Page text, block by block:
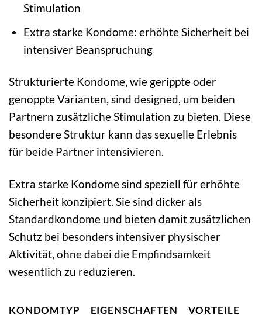
Stimulation
Extra starke Kondome: erhöhte Sicherheit bei
intensiver Beanspruchung
Strukturierte Kondome, wie gerippte oder
genoppte Varianten, sind designed, um beiden
Partnern zusätzliche Stimulation zu bieten. Diese
besondere Struktur kann das sexuelle Erlebnis
für beide Partner intensivieren.
Extra starke Kondome sind speziell für erhöhte
Sicherheit konzipiert. Sie sind dicker als
Standardkondome und bieten damit zusätzlichen
Schutz bei besonders intensiver physischer
Aktivität, ohne dabei die Empfindsamkeit
wesentlich zu reduzieren.
KONDOMTYP EIGENSCHAFTEN VORTEILE